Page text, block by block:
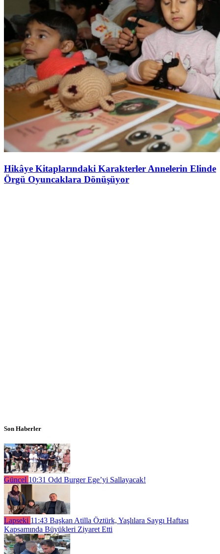
Hikâye Kitaplarındaki Karakterler Annelerin Elinde
Örgü Oyuncaklara Dönüşüyor
Son Haberler
Güncel 10:31 Odd Burger Ege’yi Sallayacak!
Lapseki 11:43 Başkan Atilla Öztürk, Yaşlılara Saygı Haftası
Kapsamında Büyükleri Ziyaret Etti